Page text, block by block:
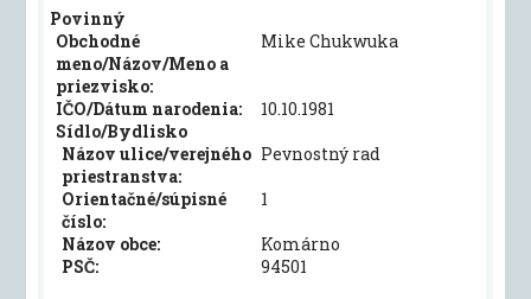
Povinný
Obchodné
meno/Názov/Meno a
priezvisko:
Mike Chukwuka
IČO/Dátum narodenia:
10.10.1981
Sídlo/Bydlisko
Názov ulice/verejného
priestranstva:
Pevnostný rad
Orientačné/súpisné
číslo:
1
Názov obce:
Komárno
PSČ:
94501